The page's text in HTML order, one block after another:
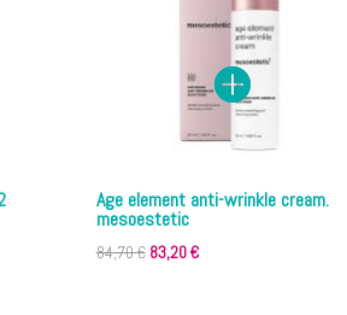
Age element anti-wrinkle cream.
mesoestetic
84,70€ El
83,20€El